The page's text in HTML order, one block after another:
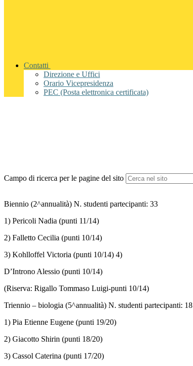
Contatti
Direzione e Uffici
Orario Vicepresidenza
PEC (Posta elettronica certificata)
Campo di ricerca per le pagine del sito
Biennio (2^annualità) N. studenti partecipanti: 33
1) Pericoli Nadia (punti 11/14)
2) Falletto Cecilia (punti 10/14)
3) Kohlloffel Victoria (punti 10/14) 4)
D’Introno Alessio (punti 10/14)
(Riserva: Rigallo Tommaso Luigi-punti 10/14)
Triennio – biologia (5^annualità) N. studenti partecipanti: 18
1) Pia Etienne Eugene (punti 19/20)
2) Giacotto Shirin (punti 18/20)
3) Cassol Caterina (punti 17/20)